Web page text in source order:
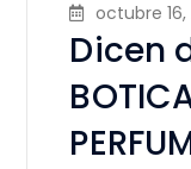
octubre 16,
Dicen